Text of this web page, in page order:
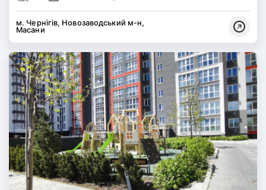
м. Чернігів, Новозаводський м-н,
Масани